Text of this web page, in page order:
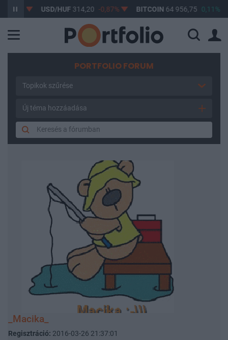
USD/HUF314,20 -0,87% BITCOIN64 956,75 0,11%
PORTFOLIO FORUM
Topikok szűrése
Új téma hozzáadása
_Macika_
Regisztráció: 2016-03-26 21:37:01